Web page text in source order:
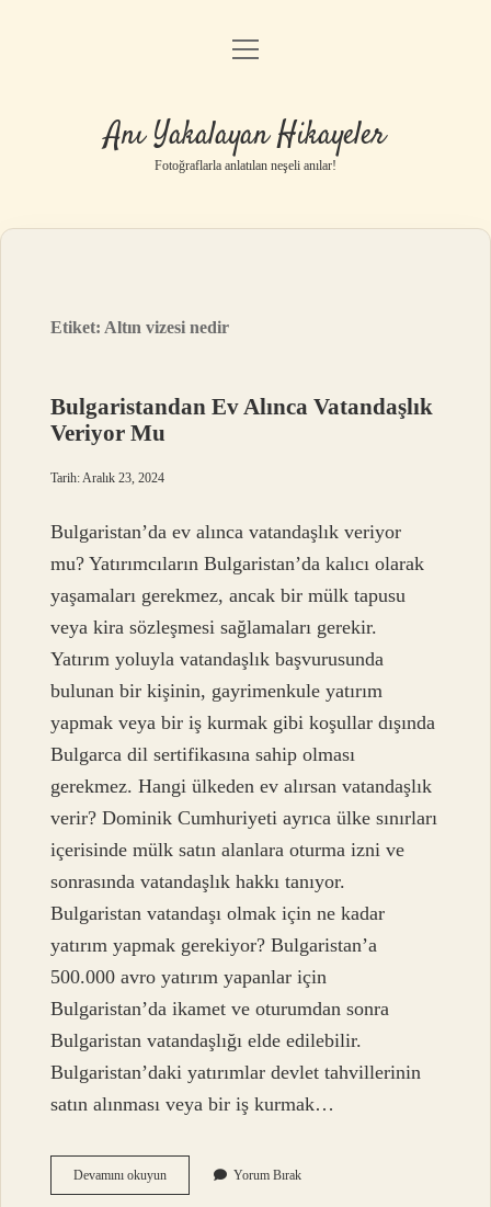
Anasayfa
Yasal Uyarı
menüyü
Anı Yakalayan Hikayeler
Fotoğraflarla anlatılan neşeli anılar!
Etiket: Altın vizesi nedir
Bulgaristandan Ev Alınca Vatandaşlık
Veriyor Mu
Tarih: Aralık 23, 2024
Bulgaristan’da ev alınca vatandaşlık veriyor
mu? Yatırımcıların Bulgaristan’da kalıcı olarak
yaşamaları gerekmez, ancak bir mülk tapusu
veya kira sözleşmesi sağlamaları gerekir.
Yatırım yoluyla vatandaşlık başvurusunda
bulunan bir kişinin, gayrimenkule yatırım
yapmak veya bir iş kurmak gibi koşullar dışında
Bulgarca dil sertifikasına sahip olması
gerekmez. Hangi ülkeden ev alırsan vatandaşlık
verir? Dominik Cumhuriyeti ayrıca ülke sınırları
içerisinde mülk satın alanlara oturma izni ve
sonrasında vatandaşlık hakkı tanıyor.
Bulgaristan vatandaşı olmak için ne kadar
yatırım yapmak gerekiyor? Bulgaristan’a
500.000 avro yatırım yapanlar için
Bulgaristan’da ikamet ve oturumdan sonra
Bulgaristan vatandaşlığı elde edilebilir.
Bulgaristan’daki yatırımlar devlet tahvillerinin
satın alınması veya bir iş kurmak…
Devamını okuyunBulgaristandan
Ev
Yorum Bırak